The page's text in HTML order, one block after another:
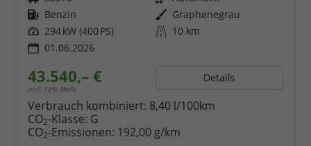
Kraftstoff Benzin Außenfarbe Graphenegrau
Leistung 294 kW (400 PS) Kilometerstand 10 km
01.06.2026
43.540,– €
incl. 19% MwSt.
Details
Verbrauch kombiniert: 8,40 l/100km
CO2-Klasse: G
CO2-Emissionen: 192,00 g/km